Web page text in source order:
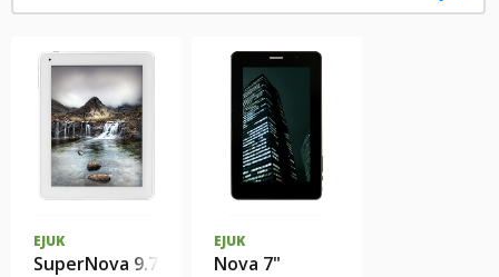
EJUK
SuperNova 9.7
EJUK
Nova 7"